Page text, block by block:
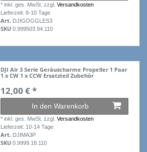
*inkl. ges. MwSt. zzgl.Versandkosten
Lieferzeit: 8-10 Tage
Art. DJIGOGGLES3
SKU0.999503.94.110
DJI Air 3 Serie Geräuscharme Propeller 1 Paar
1 x CW 1 x CCW Ersatzteil Zubehör
12,00 € *
In den Warenkorb
*inkl. ges. MwSt. zzgl.Versandkosten
Lieferzeit: 10-14 Tage
Art. DJIMA3P
SKU0.9999.18.110